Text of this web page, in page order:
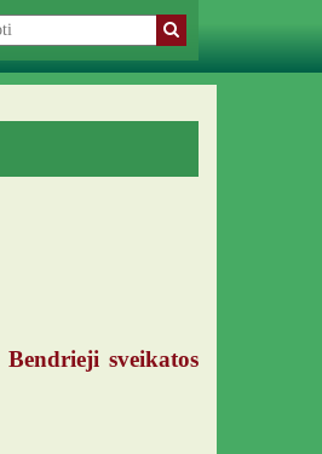
sveikatos